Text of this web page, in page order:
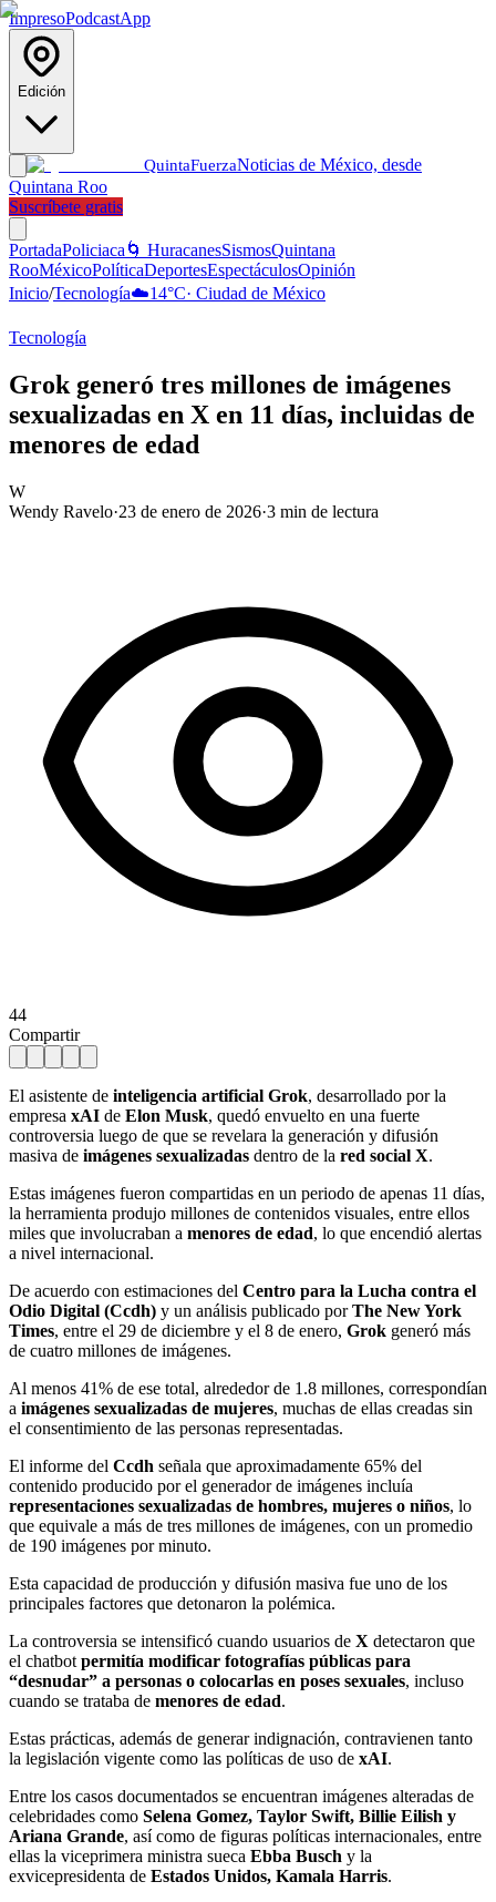
ImpresoPodcastApp
Edición
QuintaFuerzaNoticias de México, desde
Quintana Roo
Suscríbete gratis
PortadaPoliciaca 🌀 HuracanesSismosQuintana
RooMéxicoPolíticaDeportesEspectáculosOpinión
Inicio/Tecnología☁️14°C· Ciudad de México
Tecnología
Grok generó tres millones de imágenes
sexualizadas en X en 11 días, incluidas de
menores de edad
W
Wendy Ravelo·23 de enero de 2026·3 min de lectura
44
Compartir
El asistente de inteligencia artificial Grok, desarrollado por la
empresa xAI de Elon Musk, quedó envuelto en una fuerte
controversia luego de que se revelara la generación y difusión
masiva de imágenes sexualizadas dentro de la red social X.
Estas imágenes fueron compartidas en un periodo de apenas 11 días,
la herramienta produjo millones de contenidos visuales, entre ellos
miles que involucraban a menores de edad, lo que encendió alertas
a nivel internacional.
De acuerdo con estimaciones del Centro para la Lucha contra el
Odio Digital (Ccdh) y un análisis publicado porThe New York
Times, entre el 29 de diciembre y el 8 de enero, Grok generó más
de cuatro millones de imágenes.
Al menos 41% de ese total, alrededor de 1.8 millones, correspondían
a imágenes sexualizadas de mujeres, muchas de ellas creadas sin
el consentimiento de las personas representadas.
El informe del Ccdh señala que aproximadamente 65% del
contenido producido por el generador de imágenes incluía
representaciones sexualizadas de hombres, mujeres o niños, lo
que equivale a más de tres millones de imágenes, con un promedio
de 190 imágenes por minuto.
Esta capacidad de producción y difusión masiva fue uno de los
principales factores que detonaron la polémica.
La controversia se intensificó cuando usuarios de X detectaron que
el chatbot permitía modificar fotografías públicas para
“desnudar” a personas o colocarlas en poses sexuales, incluso
cuando se trataba de menores de edad.
Estas prácticas, además de generar indignación, contravienen tanto
la legislación vigente como las políticas de uso de xAI.
Entre los casos documentados se encuentran imágenes alteradas de
celebridades como Selena Gomez, Taylor Swift, Billie Eilish y
Ariana Grande, así como de figuras políticas internacionales, entre
ellas la viceprimera ministra sueca Ebba Busch y la
exvicepresidenta de Estados Unidos, Kamala Harris.